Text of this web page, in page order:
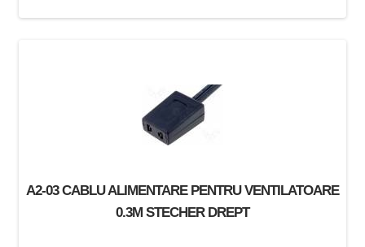
A2-03 CABLU ALIMENTARE PENTRU VENTILATOARE
0.3M STECHER DREPT